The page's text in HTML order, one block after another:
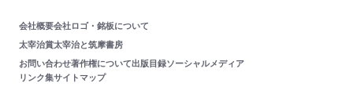
会社概要会社ロゴ・銘板について
太宰治賞太宰治と筑摩書房
お問い合わせ著作権について出版目録ソーシャルメディア
リンク集サイトマップ